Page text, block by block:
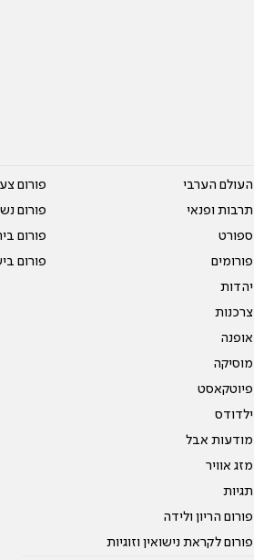
העולם הערבי
תרבות ופנאי
ספורט
פורומים
יהדות
צרכנות
אופנה
מוסיקה
פיוטקאסט
ילדודס
מודעות אבל
מזג אוויר
תגיות
פורום הריון ולידה
פורום לקראת נישואין וזוגיות
פורום
פורום
פורום
פורום